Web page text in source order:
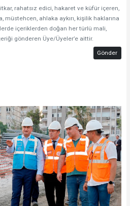
rahatsız edici, hakaret ve küfür içeren,
müstehcen, ahlaka aykırı, kişilik haklarına
içeriklerden doğan her türlü mali,
gönderen Üye/Üyeler’e aittir.
Gönder